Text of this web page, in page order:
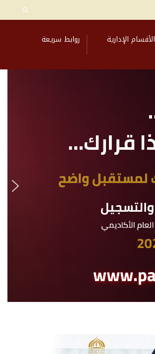
الأقسام الإدارية روابط سريعة